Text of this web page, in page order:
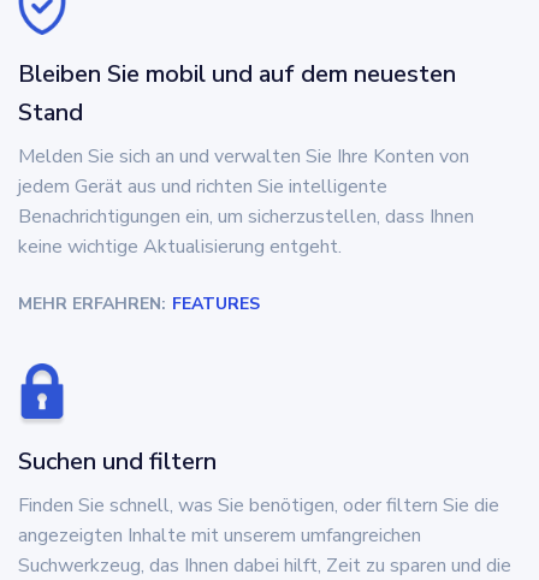
Bleiben Sie mobil und auf dem neuesten
Stand
Melden Sie sich an und verwalten Sie Ihre Konten von
jedem Gerät aus und richten Sie intelligente
Benachrichtigungen ein, um sicherzustellen, dass Ihnen
keine wichtige Aktualisierung entgeht.
MEHR ERFAHREN: FEATURES
Suchen und filtern
Finden Sie schnell, was Sie benötigen, oder filtern Sie die
angezeigten Inhalte mit unserem umfangreichen
Suchwerkzeug, das Ihnen dabei hilft, Zeit zu sparen und die